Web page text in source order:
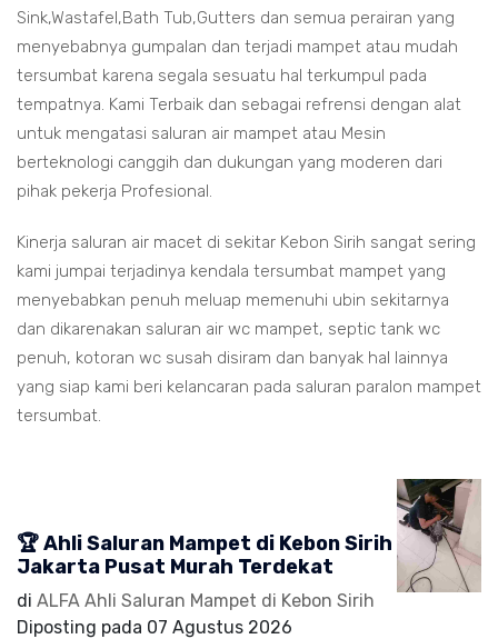
Sink,Wastafel,Bath Tub,Gutters dan semua perairan yang
menyebabnya gumpalan dan terjadi mampet atau mudah
tersumbat karena segala sesuatu hal terkumpul pada
tempatnya. Kami Terbaik dan sebagai refrensi dengan alat
untuk mengatasi saluran air mampet atau Mesin
berteknologi canggih dan dukungan yang moderen dari
pihak pekerja Profesional.
Kinerja saluran air macet di sekitar Kebon Sirih sangat sering
kami jumpai terjadinya kendala tersumbat mampet yang
menyebabkan penuh meluap memenuhi ubin sekitarnya
dan dikarenakan saluran air wc mampet, septic tank wc
penuh, kotoran wc susah disiram dan banyak hal lainnya
yang siap kami beri kelancaran pada saluran paralon mampet
tersumbat.
🏆 Ahli Saluran Mampet di Kebon Sirih
Jakarta Pusat Murah Terdekat
di ALFA Ahli Saluran Mampet di Kebon Sirih
Diposting pada 07 Agustus 2026